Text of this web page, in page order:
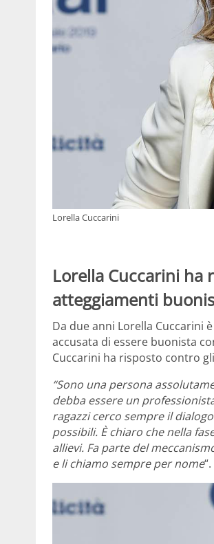
Lorella Cuccarini
Lorella Cuccarini ha
atteggiamenti
Da due anni Lorella Cuccarini
accusata di essere buonista
Cuccarini ha risposto contro
“Sono una persona
debba essere un
ragazzi cerco sempre il
possibili. È chiaro che nella
allievi. Fa parte del
e li chiamo sempre per nome“.